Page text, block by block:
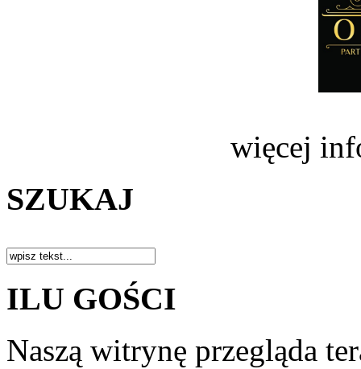
więcej
SZUKAJ
ILU GOŚCI
Naszą witrynę przegląda